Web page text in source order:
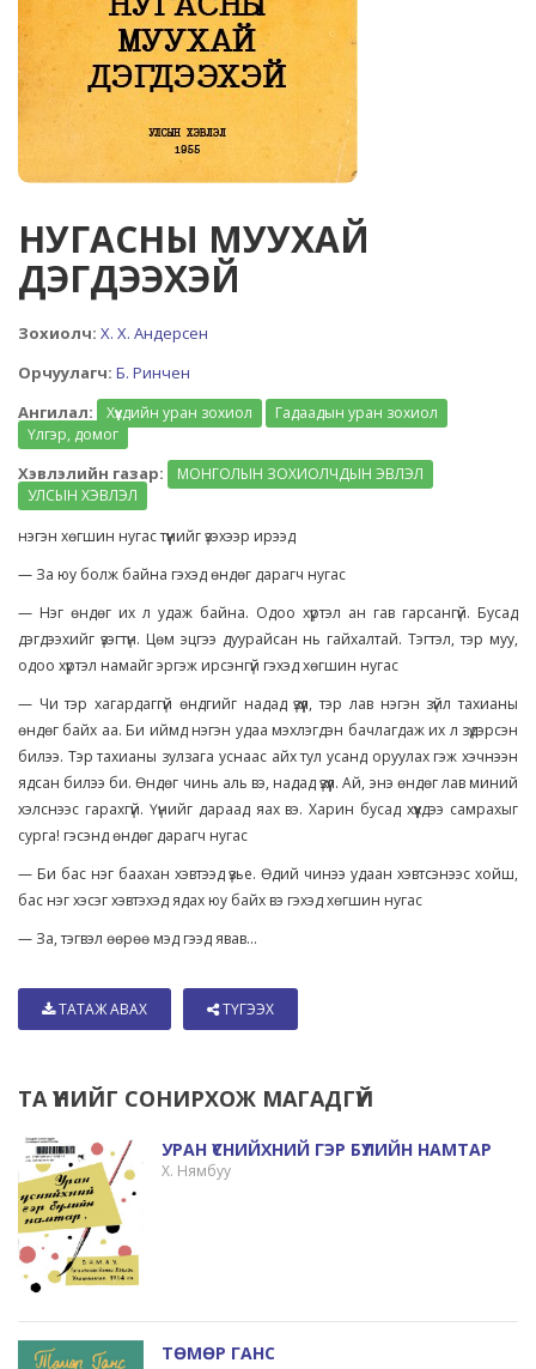
НУГАСНЫ МУУХАЙ
ДЭГДЭЭХЭЙ
Зохиолч: Х. Х. Андерсен
Орчуулагч: Б. Ринчен
Ангилал:
Хүүхдийн уран зохиол
Гадаадын уран зохиол
Үлгэр, домог
Хэвлэлийн газар:
МОНГОЛЫН ЗОХИОЛЧДЫН ЭВЛЭЛ
УЛСЫН ХЭВЛЭЛ
нэгэн хөгшин нугас түүнийг үзэхээр ирээд
— За юу болж байна гэхэд өндөг дарагч нугас
— Нэг өндөг их л удаж байна. Одоо хүртэл ан гав гарсангүй. Бусад
дэгдээхийг үзэгтүн. Цөм эцгээ дуурайсан нь гайхалтай. Тэгтэл, тэр муу,
одоо хүртэл намайг эргэж ирсэнгүй гэхэд хөгшин нугас
— Чи тэр хагардаггүй өндгийг надад үзүүл, тэр лав нэгэн зүйл тахианы
өндөг байх аа. Би иймд нэгэн удаа мэхлэгдэн бачлагдаж их л зүдэрсэн
билээ. Тэр тахианы зулзага уснаас айх тул усанд оруулах гэж хэчнээн
ядсан билээ би. Өндөг чинь аль вэ, надад үзүүл. Ай, энэ өндөг лав миний
хэлснээс гарахгүй. Үүнийг дараад яах вэ. Харин бусад хүүхдээ самрахыг
сурга! гэсэнд өндөг дарагч нугас
— Би бас нэг баахан хэвтээд үзье. Өдий чинээ удаан хэвтсэнээс хойш,
бас нэг хэсэг хэвтэхэд ядах юу байх вэ гэхэд хөгшин нугас
— За, тэгвэл өөрөө мэд гээд явав...
ТАТАЖ АВАХ ТҮГЭЭХ
ТА ҮҮНИЙГ СОНИРХОЖ МАГАДГҮЙ
УРАН ҮСНИЙХНИЙ ГЭР БҮЛИЙН НАМТАР
Х. Нямбуу
ТӨМӨР ГАНС